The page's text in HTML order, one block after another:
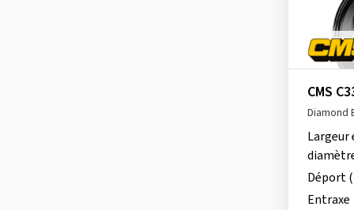
CMS
Diamond
Largeur
Déport
Entraxe